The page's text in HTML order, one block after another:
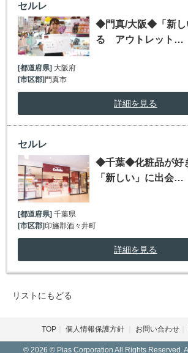
セルレ
◆門真/大阪◆「新し
る アウトレット…
[都道府県] 大阪府
[市区郡] 門真市
詳細を見る
セルレ
◆千葉◆化粧品が好
「新しい」に出会…
[都道府県] 千葉県
[市区郡]印旛郡酒々井町
詳細を見る
リストにもどる
TOP 個人情報保護方針 お問い合わせ
© 2026 © Pias Corporation All Rights Reserved.